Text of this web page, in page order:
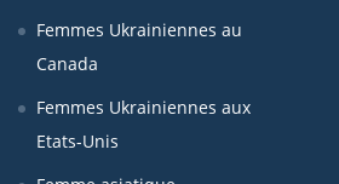
Femmes Ukrainiennes au
Canada
Femmes Ukrainiennes aux
Etats-Unis